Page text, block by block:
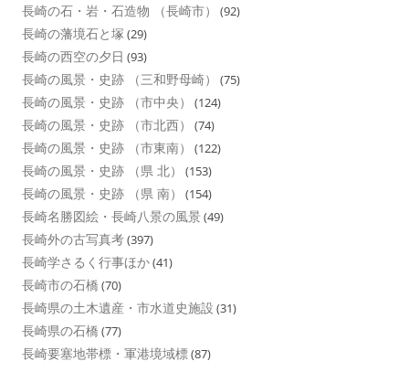
長崎の石・岩・石造物 （長崎市） (92)
長崎の藩境石と塚 (29)
長崎の西空の夕日 (93)
長崎の風景・史跡 （三和野母崎） (75)
長崎の風景・史跡 （市中央） (124)
長崎の風景・史跡 （市北西） (74)
長崎の風景・史跡 （市東南） (122)
長崎の風景・史跡 （県 北） (153)
長崎の風景・史跡 （県 南） (154)
長崎名勝図絵・長崎八景の風景 (49)
長崎外の古写真考(397)
長崎学さるく行事ほか(41)
長崎市の石橋 (70)
長崎県の土木遺産・市水道史施設 (31)
長崎県の石橋 (77)
長崎要塞地帯標・軍港境域標(87)